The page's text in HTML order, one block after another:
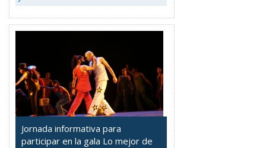
Jornada informativa para
participar en la gala Lo mejor de